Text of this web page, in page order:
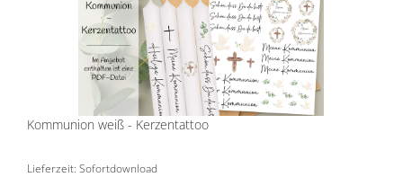
Kommunion weiß - Kerzentattoo
Lieferzeit: Sofortdownload